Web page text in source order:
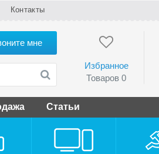
Контакты
мне
Избранное
Товаров 0
Статьи